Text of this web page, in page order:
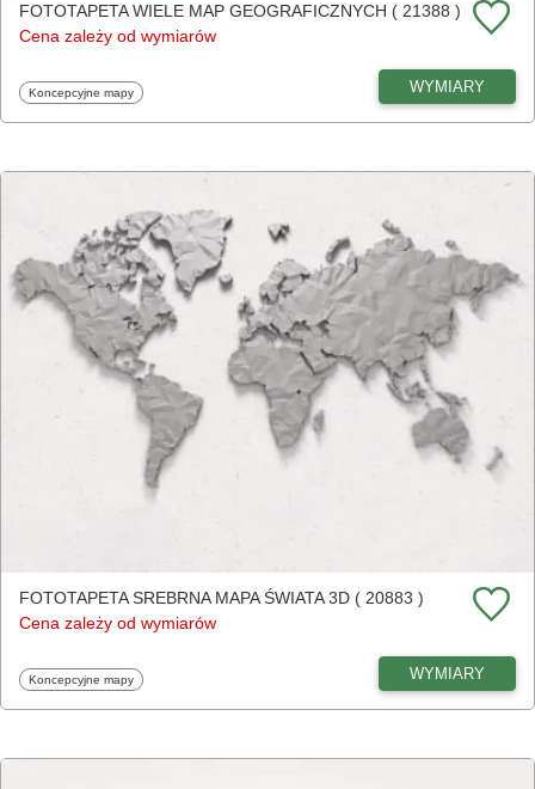
FOTOTAPETA WIELE MAP GEOGRAFICZNYCH ( 21388 )
Cena zależy od wymiarów
Fototapety
Koncepcyjne mapy WYMIARY
FOTOTAPETA SREBRNA MAPA ŚWIATA 3D ( 20883 )
Cena zależy od wymiarów
Fototapety
Koncepcyjne mapy WYMIARY